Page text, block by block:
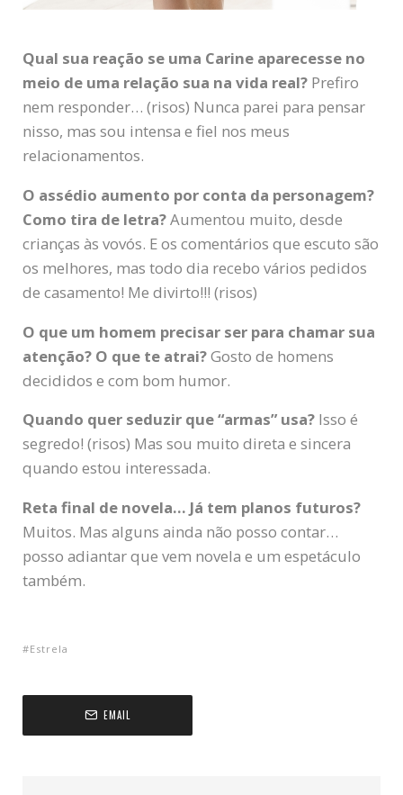
Qual sua reação se uma Carine aparecesse no
meio de uma relação sua na vida real? Prefiro
nem responder… (risos) Nunca parei para pensar
nisso, mas sou intensa e fiel nos meus
relacionamentos.
O assédio aumento por conta da personagem?
Como tira de letra?Aumentou muito, desde
crianças às vovós. E os comentários que escuto são
os melhores, mas todo dia recebo vários pedidos
de casamento! Me divirto!!! (risos)
O que um homem precisar ser para chamar sua
atenção? O que te atrai?Gosto de homens
decididos e com bom humor.
Quando quer seduzir que “armas” usa? Isso é
segredo! (risos) Mas sou muito direta e sincera
quando estou interessada.
Reta final de novela… Já tem planos futuros?
Muitos. Mas alguns ainda não posso contar…
posso adiantar que vem novela e um espetáculo
também.
Estrela
EMAIL